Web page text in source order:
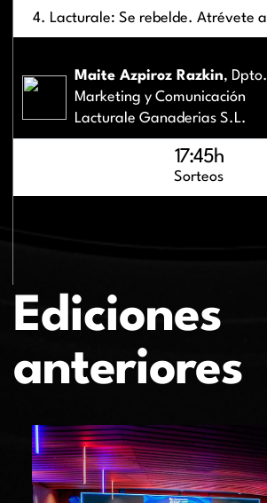
4. Lacturale: Se rebelde. Atrévete
Maite Azpiroz Razkin, Dpto.
Marketing y Comunicación
Lacturale Ganaderias S.L.
17:45h
Sorteos
Ediciones
anteriores